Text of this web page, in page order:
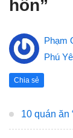
hồn”
Phạm
Phú
Chia sẻ
10 quán ăn